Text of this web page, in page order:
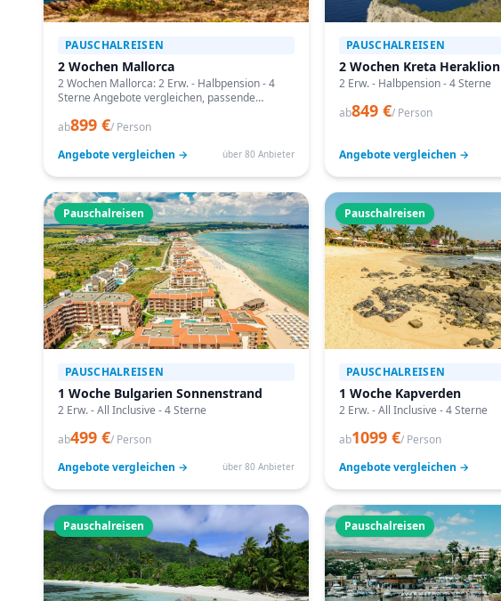
PAUSCHALREISEN
2 Wochen Mallorca
2 Wochen Mallorca: 2 Erw. - Halbpension - 4
Sterne Angebote vergleichen, passende
buchen.
ab899 €/ Person
Angebote vergleichen →
über 80 Anbieter
PAUSCHALREISEN
2 Wochen Kreta Heraklion
2 Erw. - Halbpension - 4 Sterne
ab849 €/ Person
Angebote vergleichen →
Pauschalreisen
PAUSCHALREISEN
1 Woche Bulgarien Sonnenstrand
2 Erw. - All Inclusive - 4 Sterne
ab499 €/ Person
Angebote vergleichen →
über 80 Anbieter
Pauschalreisen
PAUSCHALREISEN
1 Woche Kapverden
2 Erw. - All Inclusive - 4 Sterne
ab1099 €/ Person
Angebote vergleichen →
Pauschalreisen Pauschalreisen